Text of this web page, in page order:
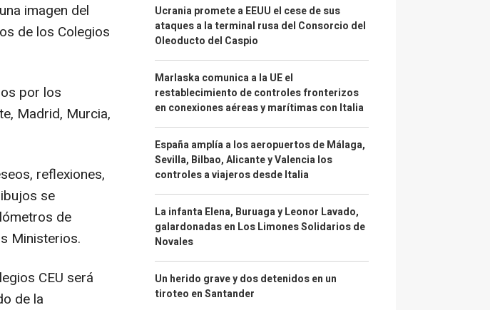
imagen del
de los Colegios
por los
Madrid, Murcia,
reflexiones,
se
de
Ministerios.
CEU será
de la
Ucrania promete a EEUU el cese de sus
ataques a la terminal rusa del Consorcio del
Oleoducto del Caspio
Marlaska comunica a la UE el
restablecimiento de controles fronterizos
en conexiones aéreas y marítimas con Italia
España amplía a los aeropuertos de Málaga,
Sevilla, Bilbao, Alicante y Valencia los
controles a viajeros desde Italia
La infanta Elena, Buruaga y Leonor Lavado,
galardonadas en Los Limones Solidarios de
Novales
Un herido grave y dos detenidos en un
tiroteo en Santander